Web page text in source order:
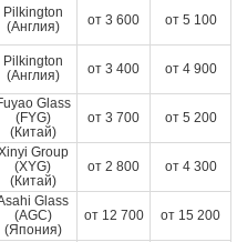
Pilkington
(Англия)
от 3 600 от 5 100
Pilkington
(Англия)
от 3 400 от 4 900
Glass
(FYG)
(Китай)
от 3 700 от 5 200
Group
(XYG)
(Китай)
от 2 800 от 4 300
Glass
(AGC)
(Япония)
от 12 700 от 15 200